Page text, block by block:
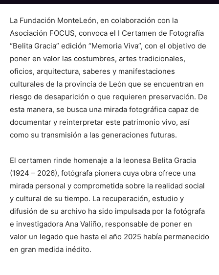
La Fundación MonteLeón, en colaboración con la
Asociación FOCUS, convoca el I Certamen de Fotografía
“Belita Gracia” edición “Memoria Viva”, con el objetivo de
poner en valor las costumbres, artes tradicionales,
oficios, arquitectura, saberes y manifestaciones
culturales de la provincia de León que se encuentran en
riesgo de desaparición o que requieren preservación. De
esta manera, se busca una mirada fotográfica capaz de
documentar y reinterpretar este patrimonio vivo, así
como su transmisión a las generaciones futuras.
El certamen rinde homenaje a la leonesa Belita Gracia
(1924 – 2026), fotógrafa pionera cuya obra ofrece una
mirada personal y comprometida sobre la realidad social
y cultural de su tiempo. La recuperación, estudio y
difusión de su archivo ha sido impulsada por la fotógrafa
e investigadora Ana Valiño, responsable de poner en
valor un legado que hasta el año 2025 había permanecido
en gran medida inédito.